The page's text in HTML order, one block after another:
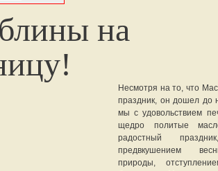
на
Несмотря на то, что
праздник, он дошел до
мы с удовольствием
щедро политые
радостный
предвкушением
природы,